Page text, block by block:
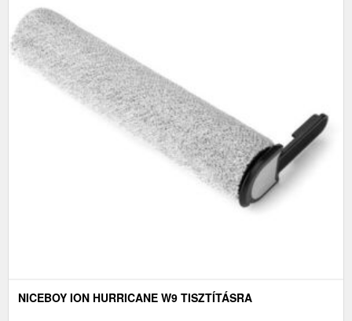
NICEBOY ION HURRICANE W9 TISZTÍTÁSRA